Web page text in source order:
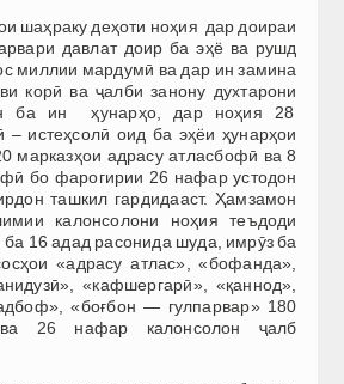
шаҳраку деҳоти ноҳия дар доираи
давлат доир ба эҳё ва рушд
миллии мардумӣ ва дар ин замина
корӣ ва ҷалби занону духтарони
ба ин ҳунарҳо, дар ноҳия 28
– истеҳсолӣ оид ба эҳёи ҳунарҳои
марказҳои адрасу атласбофӣ ва 8
бо фарогирии 26 нафар устодон
ташкил гардидааст. Ҳамзамон
калонсолони ноҳия теъдоди
ба 16 адад расонида шуда, имрӯз ба
«адрасу атлас», «бофанда»,
«кафшергарӣ», «қаннод»,
«боғбон — гулпарвар» 180
26 нафар калонсолон ҷалб